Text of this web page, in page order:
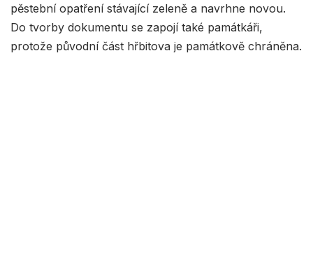
pěstební opatření stávající zeleně a navrhne novou.
Do tvorby dokumentu se zapojí také památkáři,
protože původní část hřbitova je památkově chráněna.